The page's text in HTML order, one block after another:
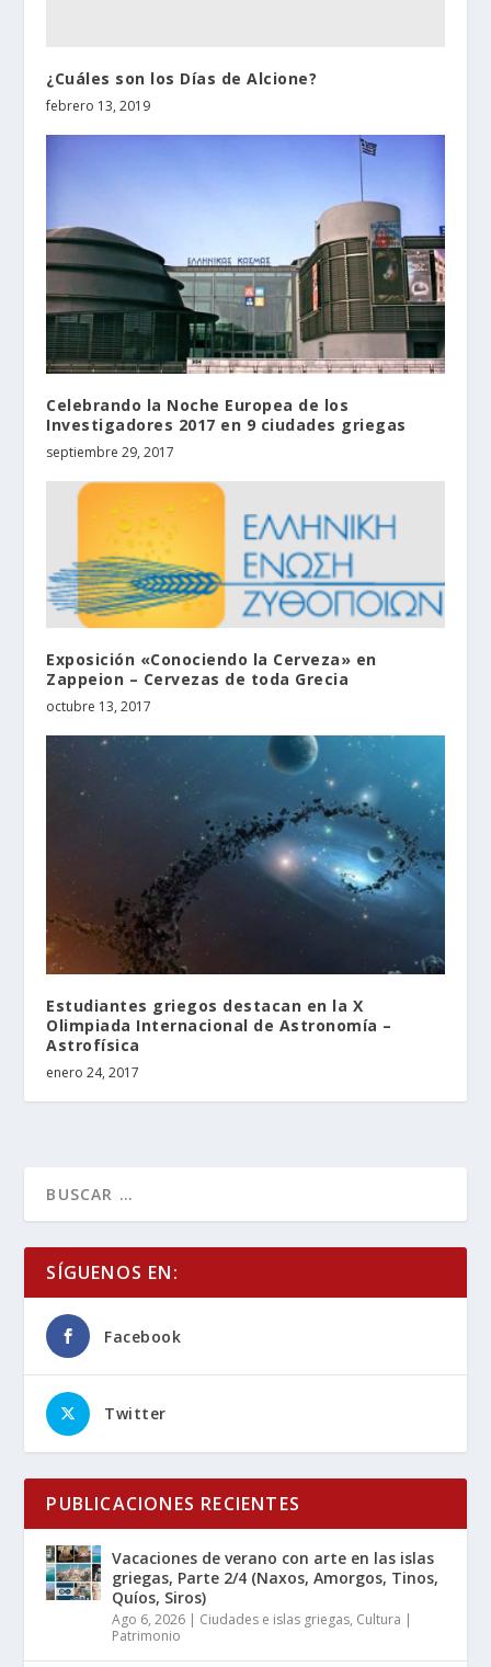
¿Cuáles son los Días de Alcione?
febrero 13, 2019
Celebrando la Noche Europea de los
Investigadores 2017 en 9 ciudades griegas
septiembre 29, 2017
Exposición «Conociendo la Cerveza» en
Zappeion – Cervezas de toda Grecia
octubre 13, 2017
Estudiantes griegos destacan en la X
Olimpiada Internacional de Astronomía –
Astrofísica
enero 24, 2017
SÍGUENOS EN:
Facebook
Twitter
PUBLICACIONES RECIENTES
Vacaciones de verano con arte en las islas
griegas, Parte 2/4 (Naxos, Amorgos, Tinos,
Quíos, Siros)
Ago 6, 2026 | Ciudades e islas griegas, Cultura |
Patrimonio